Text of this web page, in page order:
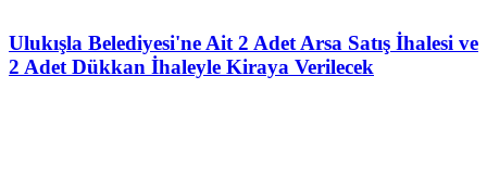
Ulukışla Belediyesi'ne Ait 2 Adet Arsa Satış İhalesi ve
2 Adet Dükkan İhaleyle Kiraya Verilecek